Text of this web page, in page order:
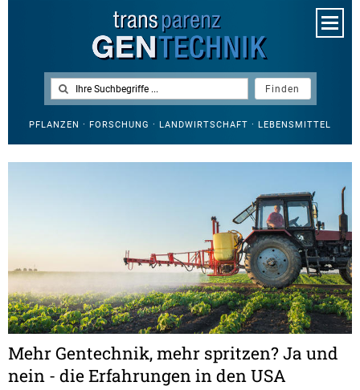
PFLANZEN · FORSCHUNG · LANDWIRTSCHAFT · LEBENSMITTEL
Mehr Gentechnik, mehr spritzen? Ja und
nein - die Erfahrungen in den USA